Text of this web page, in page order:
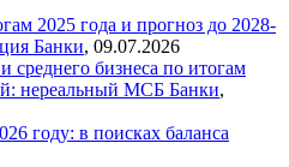
2025 года и прогноз до 2028-
Банки, 09.07.2026
среднего бизнеса по итогам
й: нереальный МСБ Банки,
году: в поисках баланса